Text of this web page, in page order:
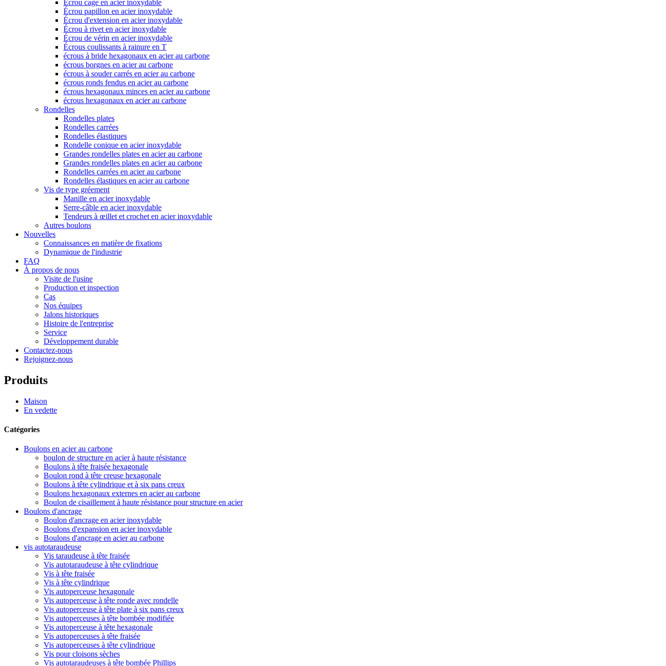
Écrou cage en acier inoxydable
Écrou papillon en acier inoxydable
Écrou d'extension en acier inoxydable
Écrou à rivet en acier inoxydable
Écrou de vérin en acier inoxydable
Écrous coulissants à rainure en T
écrous à bride hexagonaux en acier au carbone
écrous borgnes en acier au carbone
écrous à souder carrés en acier au carbone
écrous ronds fendus en acier au carbone
écrous hexagonaux minces en acier au carbone
écrous hexagonaux en acier au carbone
Rondelles
Rondelles plates
Rondelles carrées
Rondelles élastiques
Rondelle conique en acier inoxydable
Grandes rondelles plates en acier au carbone
Grandes rondelles plates en acier au carbone
Rondelles carrées en acier au carbone
Rondelles élastiques en acier au carbone
Vis de type gréement
Manille en acier inoxydable
Serre-câble en acier inoxydable
Tendeurs à œillet et crochet en acier inoxydable
Autres boulons
Nouvelles
Connaissances en matière de fixations
Dynamique de l'industrie
FAQ
À propos de nous
Visite de l'usine
Production et inspection
Cas
Nos équipes
Jalons historiques
Histoire de l'entreprise
Service
Développement durable
Contactez-nous
Rejoignez-nous
Produits
Maison
En vedette
Catégories
Boulons en acier au carbone
boulon de structure en acier à haute résistance
Boulons à tête fraisée hexagonale
Boulon rond à tête creuse hexagonale
Boulons à tête cylindrique et à six pans creux
Boulons hexagonaux externes en acier au carbone
Boulon de cisaillement à haute résistance pour structure en acier
Boulons d'ancrage
Boulon d'ancrage en acier inoxydable
Boulons d'expansion en acier inoxydable
Boulons d'ancrage en acier au carbone
vis autotaraudeuse
Vis taraudeuse à tête fraisée
Vis autotaraudeuse à tête cylindrique
Vis à tête fraisée
Vis à tête cylindrique
Vis autoperceuse hexagonale
Vis autoperceuse à tête ronde avec rondelle
Vis autoperceuse à tête plate à six pans creux
Vis autoperceuses à tête bombée modifiée
Vis autoperceuse à tête hexagonale
Vis autoperceuses à tête fraisée
Vis autoperceuses à tête cylindrique
Vis pour cloisons sèches
Vis autotaraudeuses à tête bombée Phillips